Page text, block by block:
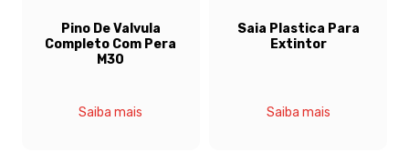
Pino De Valvula
Completo Com Pera
M30
Saiba mais
Saia Plastica Para
Extintor
Saiba mais